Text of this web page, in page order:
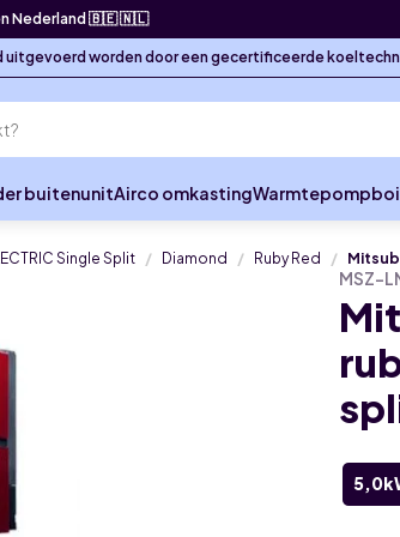
Nederland 🇧🇪 🇳🇱
uitgevoerd worden door een gecertificeerde
buitenunitAirco omkasting
Single Split Diamond Ruby Red
MSZ-